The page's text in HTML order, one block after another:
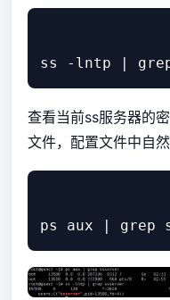
查看当前ss服务器的
文件，配置文件中自